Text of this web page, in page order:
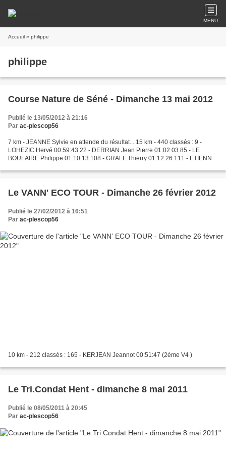
MENU
Accueil » philippe
philippe
Course Nature de Séné - Dimanche 13 mai 2012
Publié le 13/05/2012 à 21:16
Par ac-plescop56
7 km - JEANNE Sylvie en attende du résultat... 15 km - 440 classés : 9 -
LOHEZIC Hervé 00:59:43 22 - DERRIAN Jean Pierre 01:02:03 85 - LE
BOULAIRE Philippe 01:10:13 108 - GRALL Thierry 01:12:26 111 - ETIENNE
Le VANN' ECO TOUR - Dimanche 26 février 2012
Publié le 27/02/2012 à 16:51
Par ac-plescop56
10 km - 212 classés : 165 - KERJEAN Jeannot 00:51:47 (2ème V4 )
Le Tri.Condat Hent - dimanche 8 mai 2011
Publié le 08/05/2011 à 20:45
Par ac-plescop56